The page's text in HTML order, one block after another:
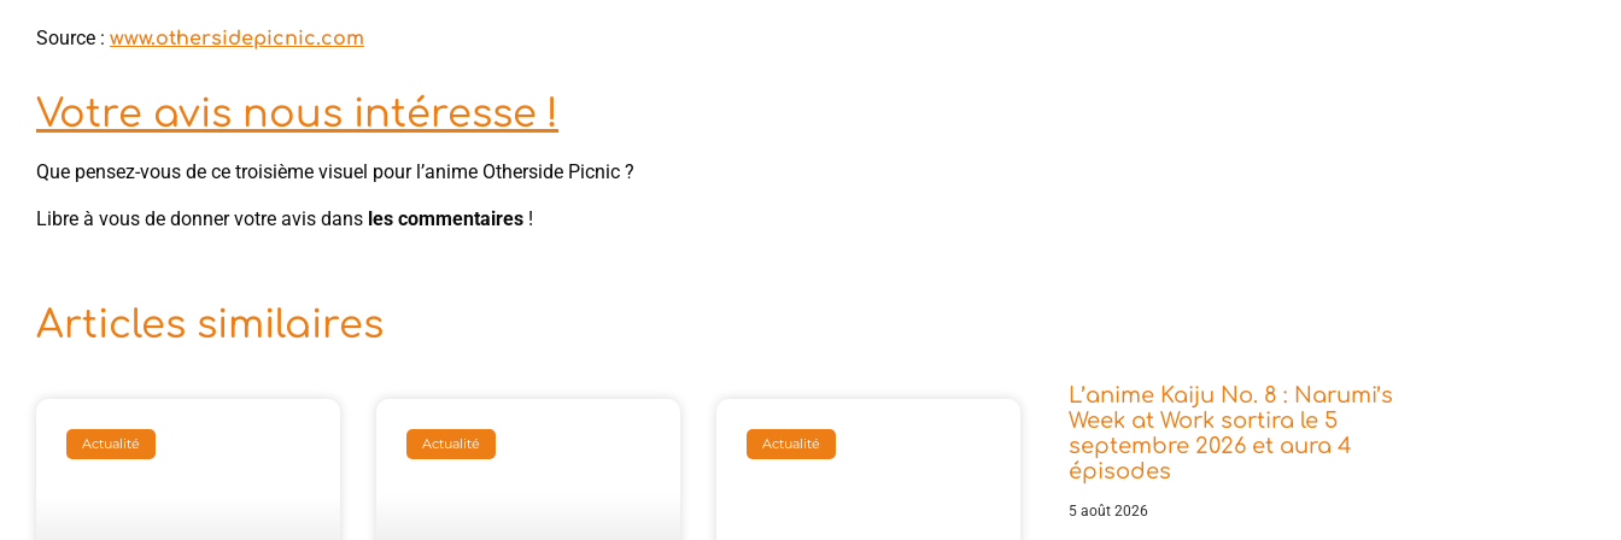
Source : www.othersidepicnic.com
Votre avis nous intéresse !
Que pensez-vous de ce troisième visuel pour l’anime Otherside Picnic ?
Libre à vous de donner votre avis dans les commentaires !
Articles similaires
Actualité Actualité Actualité
L’anime Kaiju No. 8 : Narumi’s
Week at Work sortira le 5
septembre 2026 et aura 4
épisodes
5 août 2026